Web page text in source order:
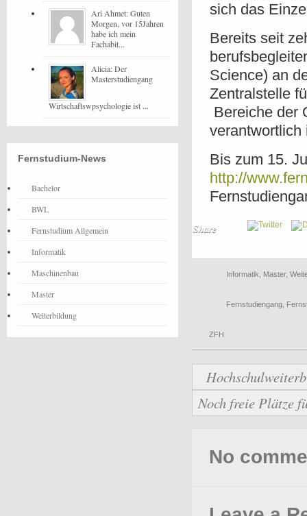
sich das
Bereits seit
Science) an
Zentralstelle
Bereiche der
verantwortlich
Bis zum 15.
http://
Share
Informatik Master,
Fernstudiengang
ZFH
Noch freie Plätze
No
Ari Ahmet: Guten
Morgen, vor 15Jahren
habe ich mein
Fachabit...
Alicia: Der
Masterstudiengang
Wirtschaftswpsychologie ist ...
Fernstudium-News
Bachelor
BWL
Fernstudium Allgemein
Informatik
Maschinenbau
Master
Weiterbildung